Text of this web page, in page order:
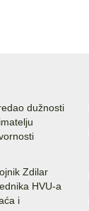
dužnosti
Zdilar
HVU-a
i